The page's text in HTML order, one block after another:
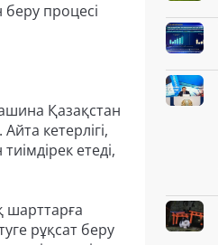
процесі
Қазақстан
кетерлігі,
етеді,
шарттарға
рұқсат беру